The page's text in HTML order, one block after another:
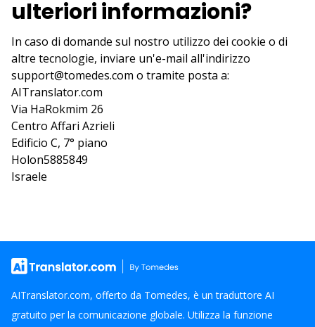
ulteriori informazioni?
In caso di domande sul nostro utilizzo dei cookie o di
altre tecnologie, inviare un'e-mail all'indirizzo
support@tomedes.com o tramite posta a:
AITranslator.com
Via HaRokmim 26
Centro Affari Azrieli
Edificio C, 7° piano
Holon5885849
Israele
AITranslator.com, offerto da Tomedes, è un traduttore AI
gratuito per la comunicazione globale. Utilizza la funzione